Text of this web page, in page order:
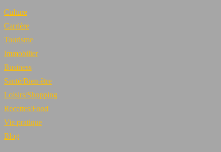
Culture
Carrière
Tourisme
Immobilier
Business
Santé/Bien-être
Loisirs/Shopping
Recettes/Food
Vie pratique
Blog